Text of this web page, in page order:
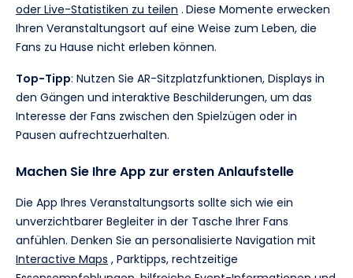
oder Live-Statistiken zu teilen . Diese Momente erwecken
Ihren Veranstaltungsort auf eine Weise zum Leben, die
Fans zu Hause nicht erleben können.
Top-Tipp: Nutzen Sie AR-Sitzplatzfunktionen, Displays in
den Gängen und interaktive Beschilderungen, um das
Interesse der Fans zwischen den Spielzügen oder in
Pausen aufrechtzuerhalten.
Machen Sie Ihre App zur ersten Anlaufstelle
Die App Ihres Veranstaltungsorts sollte sich wie ein
unverzichtbarer Begleiter in der Tasche Ihrer Fans
anfühlen. Denken Sie an personalisierte Navigation mit
Interactive Maps , Parktipps, rechtzeitige